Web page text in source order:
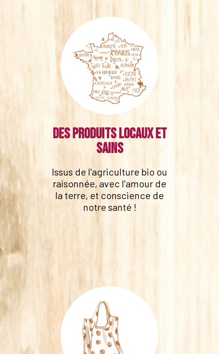
Des produits locaux et
sains
Issus de l'agriculture bio ou
raisonnée, avec l'amour de
la terre, et conscience de
notre santé !